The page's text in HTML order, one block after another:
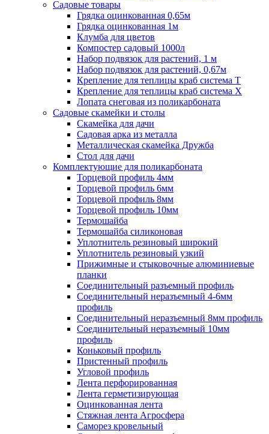
Садовые товары
Грядка оцинкованная 0,65м
Грядка оцинкованная 1м
Клумба для цветов
Компостер садовый 1000л
Набор подвязок для растений, 1 м
Набор подвязок для растений, 0,67м
Крепление для теплицы краб система Т
Крепление для теплицы краб система Х
Лопата снеговая из поликарбоната
Садовые скамейки и столы
Скамейка для дачи
Садовая арка из металла
Металлическая скамейка Дружба
Стол для дачи
Комплектующие для поликарбоната
Торцевой профиль 4мм
Торцевой профиль 6мм
Торцевой профиль 8мм
Торцевой профиль 10мм
Термошайба
Термошайба силиконовая
Уплотнитель резиновый широкий
Уплотнитель резиновый узкий
Прижимные и стыковочные алюминиевые
планки
Соединительный разъемный профиль
Соединительный неразъемный 4-6мм
профиль
Соединительный неразъемный 8мм профиль
Соединительный неразъемный 10мм
профиль
Коньковый профиль
Пристенный профиль
Угловой профиль
Лента перфорированная
Лента герметизирующая
Оцинкованная лента
Стяжная лента Агросфера
Саморез кровельный